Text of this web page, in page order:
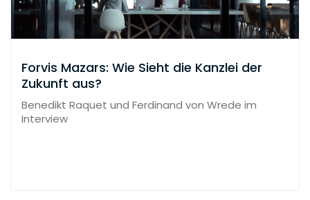
Forvis Mazars: Wie Sieht die Kanzlei der
Zukunft aus?
Benedikt Raquet und Ferdinand von Wrede im
Interview